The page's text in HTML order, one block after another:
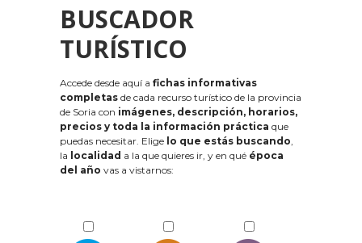
BUSCADOR
TURÍSTICO
Accede desde aquí a fichas informativas
completas de cada recurso turístico de la provincia
de Soria con imágenes, descripción, horarios,
precios y toda la información práctica que
puedas necesitar. Elige lo que estás buscando,
la localidad a la que quieres ir, y en qué época
del año vas a vistarnos: